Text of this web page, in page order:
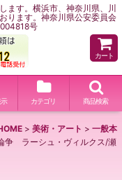
ます。横浜市、神奈川県、川
ります。神奈川県公安委員会
号
カート
カテゴリ 商品検索
> 美術・アート > 一般本
争 ラーシュ・ヴィルクス/瀬